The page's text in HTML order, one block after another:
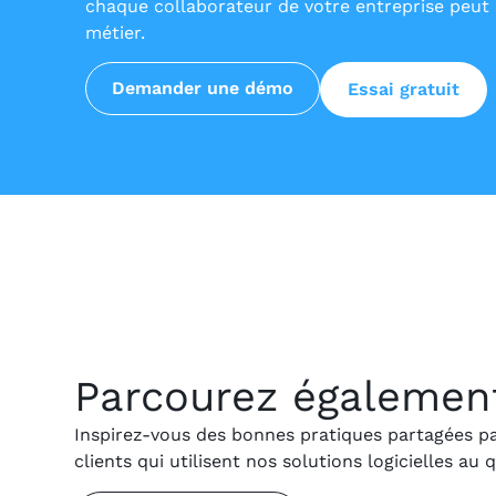
chaque collaborateur de votre entreprise
métier.
Demander une démo Essai gratuit
Parcourez
Inspirez-vous des bonnes pratiques partagées
clients qui utilisent nos solutions logicielles au